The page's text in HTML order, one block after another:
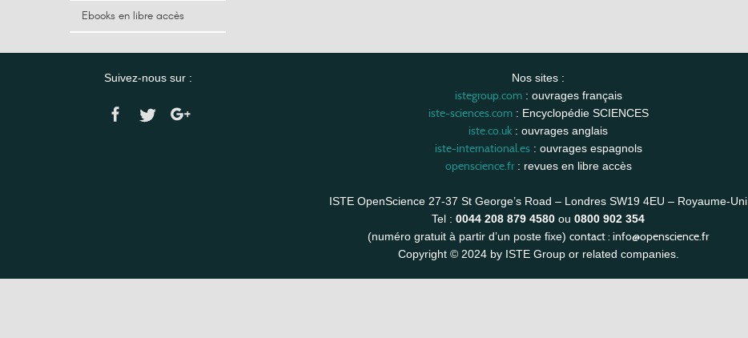
Ebooks en libre accès
Suivez-nous sur : Nos sites :
istegroup.com: ouvrages français
iste-sciences.com: Encyclopédie SCIENCES
iste.co.uk : ouvrages anglais
iste-international.es: ouvrages espagnols
openscience.fr: revues en libre accès
ISTE OpenScience 27-37 St George’s Road – Londres SW19 4EU – Royaume-Uni
Tel : 0044 208 879 4580 ou 0800 902 354
(numéro gratuit à partir d’un poste fixe) contact : info@openscience.fr
Copyright © 2024 by ISTE Group or related companies.